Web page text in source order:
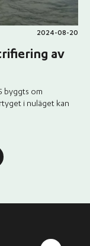
2024-08-20
av
byggts om
i nuläget kan